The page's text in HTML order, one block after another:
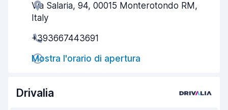
Gentilezza degli agenti
Condizioni dell'auto 8,4
Via Salaria, 94, 00015 Monterotondo RM,
Italy
+393667443691
Mostra l'orario di apertura
Drivalia